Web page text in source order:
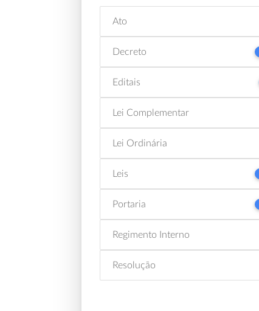
Ato
Decreto
Editais
Lei Complementar
Lei Ordinária
Leis
Portaria
Regimento Interno
Resolução